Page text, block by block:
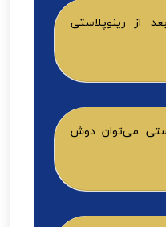
از رینوپلاستی
می‌توان دوش